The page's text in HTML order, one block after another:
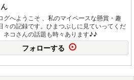
グへようこそ 、私のマイペースな懸賞・趣
々の記録です。ひまつぶしに見ていってくだ
ネコさんの話題も時々あります♪♪
フォローする